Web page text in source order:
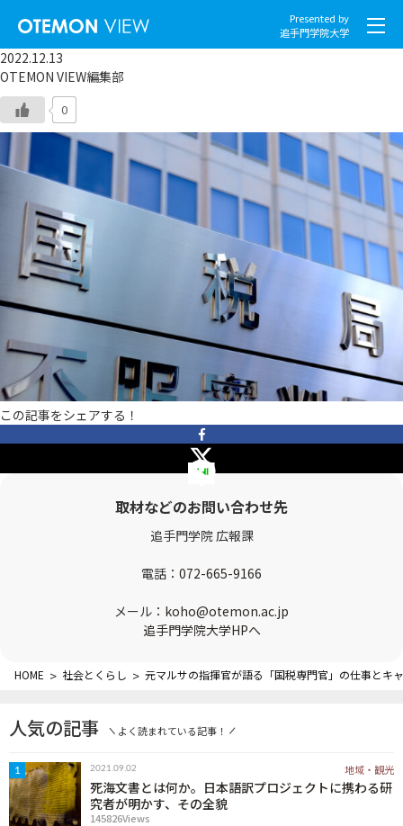
Presented by
追手門学院大学
社会とくらし
スポーツと文化
こころとからだ
地域・観光
OTEMON VIEWについて
2022.12.13
OTEMON VIEW編集部
0
この記事をシェアする！
取材などのお問い合わせ先
追手門学院 広報課
電話： 072-665-9166
メール： koho@otemon.ac.jp
追手門学院大学HPへ
HOME > 社会とくらし > 元マルサの指揮官が語る「国税専門官」の仕事とキ
人気の記事 よく読まれている記事！
1 2021.09.02 地域・観光
死海文書とは何か。日本語訳プロジェクトに携わる研
究者が明かす、その全貌
145826Views